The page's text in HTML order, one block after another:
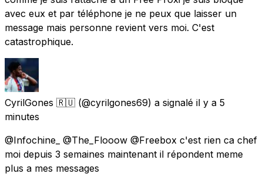
avec eux et par téléphone je ne peux que laisser un
message mais personne revient vers moi. C'est
catastrophique.
CyrilGones 🇷🇺 (@cyrilgones69) a signalé il y a 5
minutes
@Infochine_ @The_Flooow @Freebox c'est rien ca chef
moi depuis 3 semaines maintenant il répondent meme
plus a mes messages